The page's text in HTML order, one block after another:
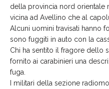
della provincia nord orientale
vicina ad Avellino che al
Alcuni uomini travisati hanno
sono fuggiti in auto con la
Chi ha sentito il fragore dello
fornito ai carabinieri una
fuga.
I militari della sezione